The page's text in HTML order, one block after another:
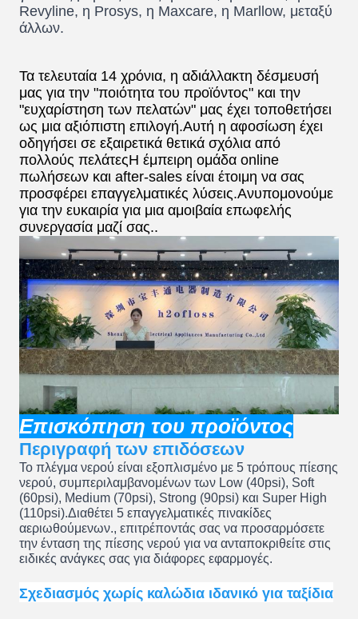
Revyline, η Prosys, η Maxcare, η Marllow, μεταξύ
άλλων.
Τα τελευταία 14 χρόνια, η αδιάλλακτη δέσμευσή
μας για την "ποιότητα του προϊόντος" και την
"ευχαρίστηση των πελατών" μας έχει τοποθετήσει
ως μια αξιόπιστη επιλογή.Αυτή η αφοσίωση έχει
οδηγήσει σε εξαιρετικά θετικά σχόλια από
πολλούς πελάτεςΗ έμπειρη ομάδα online
πωλήσεων και after-sales είναι έτοιμη να σας
προσφέρει επαγγελματικές λύσεις.Ανυπομονούμε
για την ευκαιρία για μια αμοιβαία επωφελής
συνεργασία μαζί σας..
Επισκόπηση του προϊόντος
Περιγραφή των επιδόσεων
Το πλέγμα νερού είναι εξοπλισμένο με 5 τρόπους πίεσης
νερού, συμπεριλαμβανομένων των Low (40psi), Soft
(60psi), Medium (70psi), Strong (90psi) και Super High
(110psi).Διαθέτει 5 επαγγελματικές πινακίδες
αεριωθούμενων., επιτρέποντάς σας να προσαρμόσετε
την ένταση της πίεσης νερού για να ανταποκριθείτε στις
ειδικές ανάγκες σας για διάφορες εφαρμογές.
Σχεδιασμός χωρίς καλώδια ιδανικό για ταξίδια